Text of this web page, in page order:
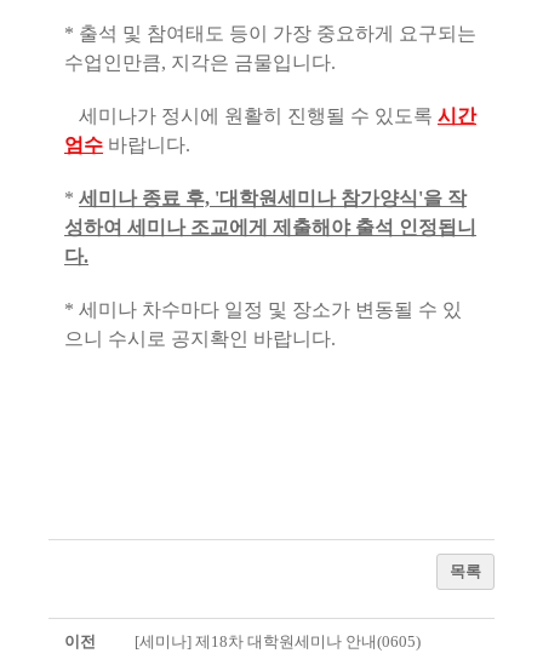
* 출석 및 참여태도 등이 가장 중요하게 요구되는
수업인만큼, 지각은 금물입니다.
세미나가 정시에 원활히 진행될 수 있도록 시간
엄수 바랍니다.
* 세미나 종료 후, '대학원세미나 참가양식'을 작
성하여 세미나 조교에게 제출해야 출석 인정됩니
다.
* 세미나 차수마다 일정 및 장소가 변동될 수 있
으니 수시로 공지확인 바랍니다.
목록
이전 [세미나] 제18차 대학원세미나 안내(0605)